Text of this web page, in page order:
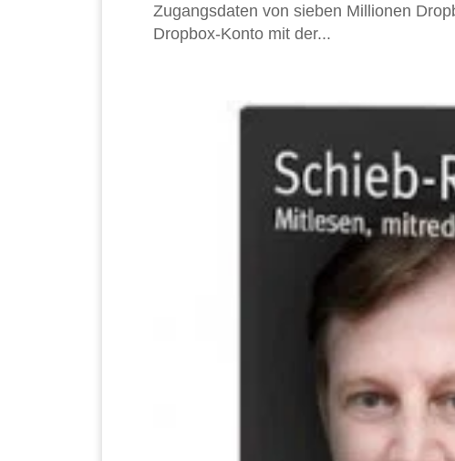
Zugangsdaten von sieben Millionen
Dropbox-Konto mit der...